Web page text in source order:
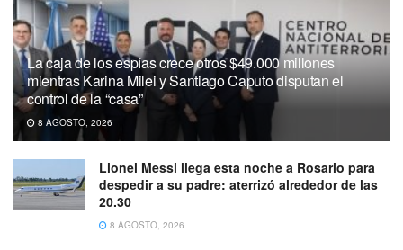
La caja de los espías crece otros $49.000 millones
mientras Karina Milei y Santiago Caputo disputan el
control de la “casa”
8 AGOSTO, 2026
Lionel Messi llega esta noche a Rosario para
despedir a su padre: aterrizó alrededor de las
20.30
8 AGOSTO, 2026